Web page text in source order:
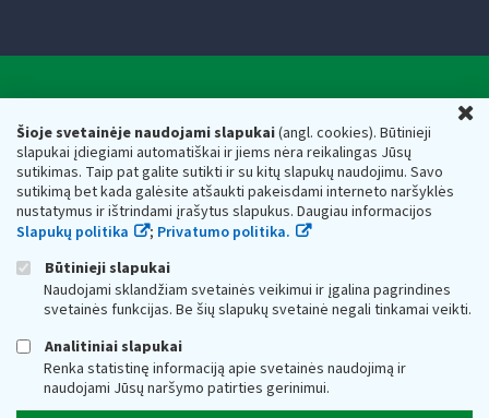
Šioje svetainėje naudojami slapukai(angl. cookies). Būtinieji
slapukai įdiegiami automatiškai ir jiems nėra reikalingas Jūsų
sutikimas. Taip pat galite sutikti ir su kitų slapukų naudojimu. Savo
sutikimą bet kada galėsite atšaukti pakeisdami interneto naršyklės
nustatymus ir ištrindami įrašytus slapukus. Daugiau informacijos
Slapukų politika
; Privatumo politika.
Būtinieji slapukai
Naudojami sklandžiam svetainės veikimui ir įgalina pagrindines
svetainės funkcijas. Be šių slapukų svetainė negali tinkamai veikti.
Analitiniai slapukai
Renka statistinę informaciją apie svetainės naudojimą ir
naudojami Jūsų naršymo patirties gerinimui.
Valstybinė mokesčių inspekcija prie Lietuvos
Respublikos finansų ministerijos
Biudžetinė įstaiga. Juridinio asmens kodas — 188659752,
adresas: Vasario 16-osios g. 14, 01107 Vilnius, Lietuva, el.paštas:
vmi@vmi.lt , E. pristatymo dėžutės adresas 188659752
Duomenys apie Valstybinę mokesčių inspekciją prie Lietuvos
Respublikos finansų ministerijos kaupiami ir saugomi Juridinių